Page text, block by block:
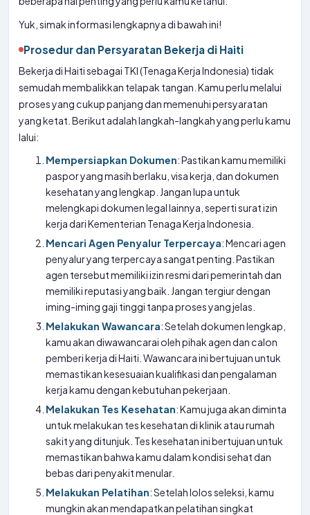
Yuk, simak informasi lengkapnya di bawah ini!
Prosedur dan Persyaratan Bekerja di Haiti
Bekerja di Haiti sebagai TKI (Tenaga Kerja Indonesia) tidak
semudah membalikkan telapak tangan. Kamu perlu melalui
proses yang cukup panjang dan memenuhi persyaratan
yang ketat. Berikut adalah langkah-langkah yang perlu kamu
lalui:
Mempersiapkan Dokumen: Pastikan kamu memiliki
paspor yang masih berlaku, visa kerja, dan dokumen
kesehatan yang lengkap. Jangan lupa untuk
melengkapi dokumen legal lainnya, seperti surat izin
kerja dari Kementerian Tenaga Kerja Indonesia.
Mencari Agen Penyalur Terpercaya: Mencari agen
penyalur yang terpercaya sangat penting. Pastikan
agen tersebut memiliki izin resmi dari pemerintah dan
memiliki reputasi yang baik. Jangan tergiur dengan
iming-iming gaji tinggi tanpa proses yang jelas.
Melakukan Wawancara: Setelah dokumen lengkap,
kamu akan diwawancarai oleh pihak agen dan calon
pemberi kerja di Haiti. Wawancara ini bertujuan untuk
memastikan kesesuaian kualifikasi dan pengalaman
kerja kamu dengan kebutuhan pekerjaan.
Melakukan Tes Kesehatan: Kamu juga akan diminta
untuk melakukan tes kesehatan di klinik atau rumah
sakit yang ditunjuk. Tes kesehatan ini bertujuan untuk
memastikan bahwa kamu dalam kondisi sehat dan
bebas dari penyakit menular.
Melakukan Pelatihan: Setelah lolos seleksi, kamu
mungkin akan mendapatkan pelatihan singkat